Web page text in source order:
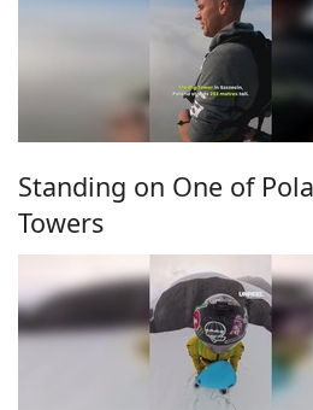
Standing on One of
Towers